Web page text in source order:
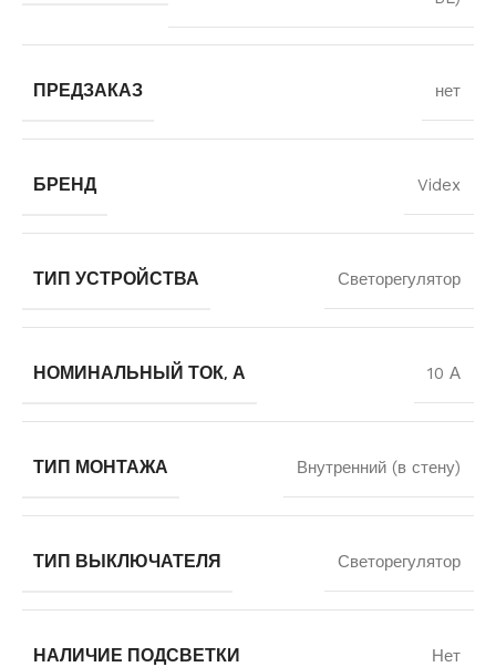
ПРЕДЗАКАЗ нет
БРЕНД Videx
ТИП УСТРОЙСТВА Светорегулятор
НОМИНАЛЬНЫЙ ТОК, А 10 А
ТИП МОНТАЖА Внутренний (в стену)
ТИП ВЫКЛЮЧАТЕЛЯ Светорегулятор
НАЛИЧИЕ ПОДСВЕТКИ Нет